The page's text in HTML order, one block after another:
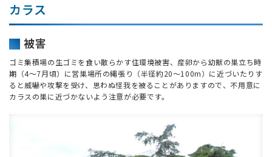
カラス
被害
ゴミ集積場の生ゴミを食い散らかす住環境被害、産卵から幼獣の巣立ち時
期（4～7月頃）に営巣場所の縄張り（半径約20～100m）に近づいたりす
ると威嚇や攻撃を受け、思わぬ怪我を被ることがありますので、不用意に
カラスの巣に近づかないよう注意が必要です。